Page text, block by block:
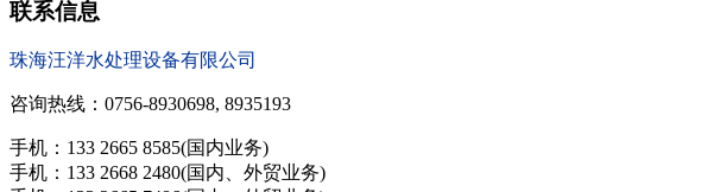
联系信息
珠海汪洋水处理设备有限公司
咨询热线：0756-8930698, 8935193
手机：133 2665 8585(国内业务)
手机：133 2668 2480(国内、外贸业务)